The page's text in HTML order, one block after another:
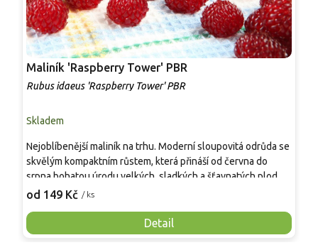
Maliník 'Raspberry Tower' PBR
Rubus idaeus 'Raspberry Tower' PBR
Skladem
od 149 Kč / ks
Detail
Nejoblíbenější maliník na trhu. Moderní sloupovitá odrůda se
skvělým kompaktním růstem, která přináší od června do
srpna bohatou úrodu velkých, sladkých a šťavnatých plodů.
Pevné vzpřímené výhony tvoří elegantní habitus bez
Mrazuvzdornost do −25 °C a spolehlivá vitalita z něj dělají
skvělou volbu pro každého pěstitele.